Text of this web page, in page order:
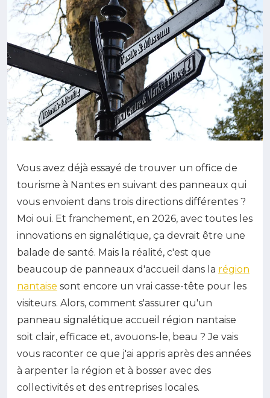
Vous avez déjà essayé de trouver un office de
tourisme à Nantes en suivant des panneaux qui
vous envoient dans trois directions différentes ?
Moi oui. Et franchement, en 2026, avec toutes les
innovations en signalétique, ça devrait être une
balade de santé. Mais la réalité, c'est que
beaucoup de panneaux d'accueil dans la région
nantaise sont encore un vrai casse-tête pour les
visiteurs. Alors, comment s'assurer qu'un
panneau signalétique accueil région nantaise
soit clair, efficace et, avouons-le, beau ? Je vais
vous raconter ce que j'ai appris après des années
à arpenter la région et à bosser avec des
collectivités et des entreprises locales.